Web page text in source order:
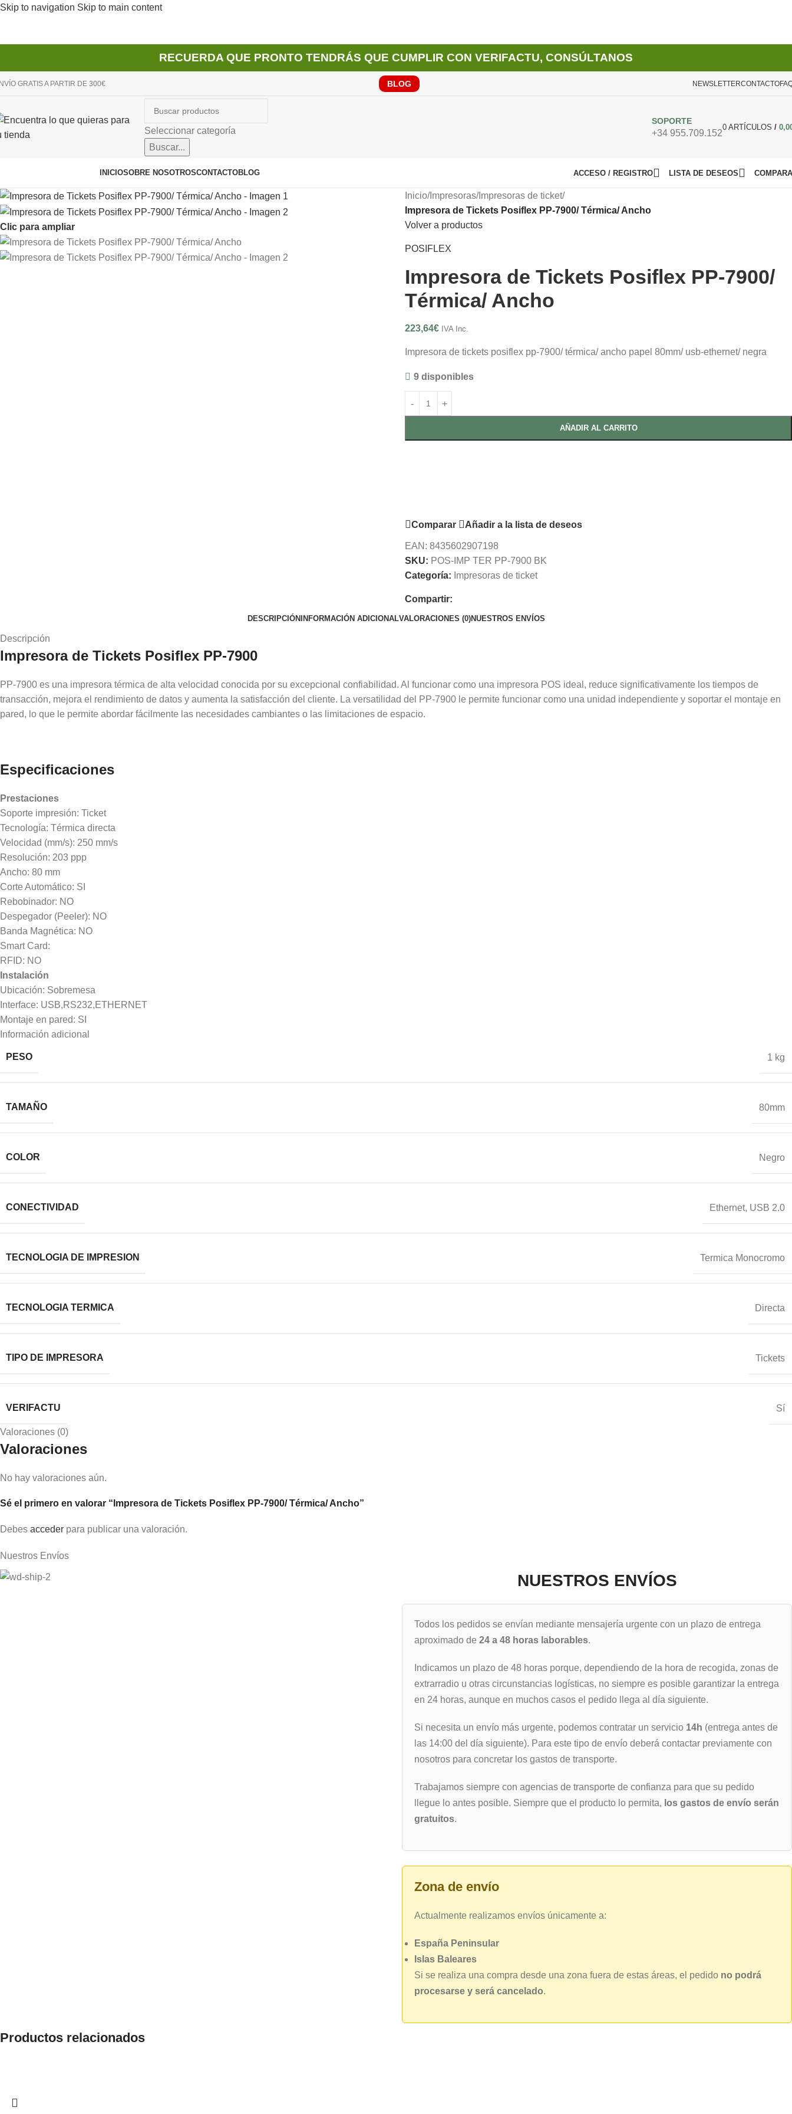
Skip to navigation Skip to main content
RECUERDA QUE PRONTO TENDRÁS QUE CUMPLIR CON VERIFACTU, CONSÚLTANOS
GRATIS A PARTIR DE 300€ BLOG NEWSLETTERCONTACTO
Seleccionar categoría
Buscar...
SOPORTE
+34 955.709.152
0 ARTÍCULOS /
INICIOSOBRE NOSOTROSCONTACTOBLOG ACCESO / REGISTRO LISTA DE DESEOS
Clic para ampliar
Inicio/Impresoras/Impresoras de ticket/
Impresora de Tickets Posiflex PP-7900/ Térmica/ Ancho
Volver a productos
POSIFLEX
Impresora de Tickets Posiflex PP-7900/
Térmica/ Ancho
223,64€ IVA Inc.
Impresora de tickets posiflex pp-7900/ térmica/ ancho papel 80mm/ usb-ethernet/ negra
9 disponibles
AÑADIR AL CARRITO
Comparar Añadir a la lista de deseos
EAN: 8435602907198
SKU: POS-IMP TER PP-7900 BK
Categoría: Impresoras de ticket
Compartir:
DESCRIPCIÓN INFORMACIÓN ADICIONALVALORACIONES (0)NUESTROS ENVÍOS
Descripción
Impresora de Tickets Posiflex PP-7900
PP-7900 es una impresora térmica de alta velocidad conocida por su excepcional confiabilidad. Al funcionar como una impresora POS ideal, reduce significativamente los tiempos de
transacción, mejora el rendimiento de datos y aumenta la satisfacción del cliente. La versatilidad del PP-7900 le permite funcionar como una unidad independiente y soportar el montaje en
pared, lo que le permite abordar fácilmente las necesidades cambiantes o las limitaciones de espacio.
Especificaciones
Prestaciones
Soporte impresión: Ticket
Tecnología: Térmica directa
Velocidad (mm/s): 250 mm/s
Resolución: 203 ppp
Ancho: 80 mm
Corte Automático: SI
Rebobinador: NO
Despegador (Peeler): NO
Banda Magnética: NO
Smart Card:
RFID: NO
Instalación
Ubicación: Sobremesa
Interface: USB,RS232,ETHERNET
Montaje en pared: SI
Información adicional
PESO 1 kg
TAMAÑO 80mm
COLOR Negro
CONECTIVIDAD Ethernet, USB 2.0
TECNOLOGIA DE IMPRESION Termica Monocromo
TECNOLOGIA TERMICA Directa
TIPO DE IMPRESORA Tickets
VERIFACTU Sí
Valoraciones (0)
Valoraciones
No hay valoraciones aún.
Sé el primero en valorar “Impresora de Tickets Posiflex PP-7900/ Térmica/ Ancho”
Debes acceder para publicar una valoración.
Nuestros Envíos
NUESTROS ENVÍOS
Todos los pedidos se envían mediante mensajería urgente con un plazo de entrega
aproximado de 24 a 48 horas laborables.
Indicamos un plazo de 48 horas porque, dependiendo de la hora de recogida, zonas de
extrarradio u otras circunstancias logísticas, no siempre es posible garantizar la entrega
en 24 horas, aunque en muchos casos el pedido llega al día siguiente.
Si necesita un envío más urgente, podemos contratar un servicio 14h (entrega antes de
las 14:00 del día siguiente). Para este tipo de envío deberá contactar previamente con
nosotros para concretar los gastos de transporte.
Trabajamos siempre con agencias de transporte de confianza para que su pedido
llegue lo antes posible. Siempre que el producto lo permita, los gastos de envío serán
gratuitos.
Zona de envío
Actualmente realizamos envíos únicamente a:
España Peninsular
Islas Baleares
Si se realiza una compra desde una zona fuera de estas áreas, el pedido no podrá
procesarse y será cancelado.
Productos relacionados